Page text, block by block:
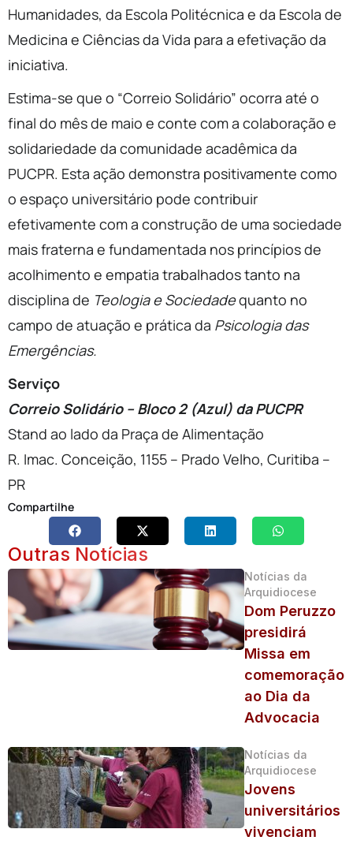
Humanidades, da Escola Politécnica e da Escola de
Medicina e Ciências da Vida para a efetivação da
iniciativa.
Estima-se que o “Correio Solidário” ocorra até o
final do mês de maio e conte com a colaboração e
solidariedade da comunidade acadêmica da
PUCPR. Esta ação demonstra positivamente como
o espaço universitário pode contribuir
efetivamente com a construção de uma sociedade
mais fraterna e fundamentada nos princípios de
acolhimento e empatia trabalhados tanto na
disciplina de Teologia e Sociedadequanto no
campo de atuação e prática da Psicologia das
Emergências.
Serviço
Correio Solidário – Bloco 2 (Azul) da PUCPR
Stand ao lado da Praça de Alimentação
R. Imac. Conceição, 1155 – Prado Velho, Curitiba –
PR
Compartilhe
Outras Notícias
Notícias da
Arquidiocese
Dom Peruzzo
presidirá
Missa em
comemoração
ao Dia da
Advocacia
Notícias da
Arquidiocese
Jovens
universitários
vivenciam